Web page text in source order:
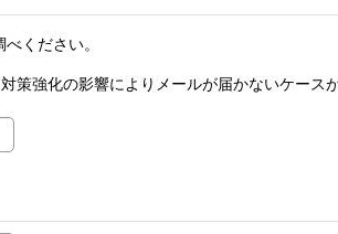
ください。
策強化の影響によりメールが届かないケース